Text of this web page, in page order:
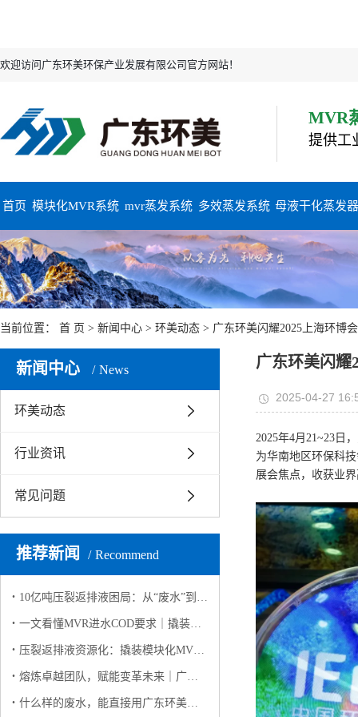
欢迎访问广东环美环保产业发展有限公司官方网站！
MVR
提供工
首页 模块化MVR系统 mvr蒸发系统 多效蒸发系统 母液干化蒸发
当前位置： 首 页 > 新闻中心 > 环美动态 > 广东环美闪耀2025上海环博
新闻中心 News
环美动态
行业资讯
常见问题
推荐新闻 Recommend
10亿吨压裂返排液困局：从“废水”到“资源”的破局之路
一文看懂MVR进水COD要求｜撬装模块化MVR高有机废水稳定运行解决方案
压裂返排液资源化：撬装模块化MVR如何实现 “废水变资源”？
熔炼卓越团队，赋能变革未来｜广东环美英西峰林两日团建纪实
什么样的废水，能直接用广东环美撬装模块化 MVR蒸发系统？（客户高频问答版）
广东环美闪耀
2025-04-27
2025年4月21~23日
为华南地区环保科
展会焦点，收获业